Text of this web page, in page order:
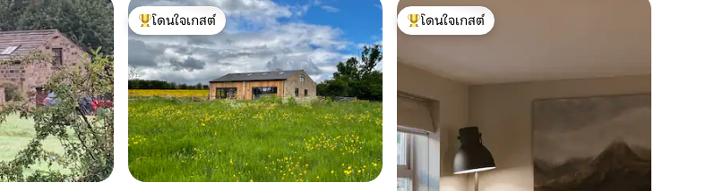
โดนใจเกสต์ที่สุด
โดนใจเกสต์
โดนใจเกสต์ที่สุด
โดนใจเกสต์